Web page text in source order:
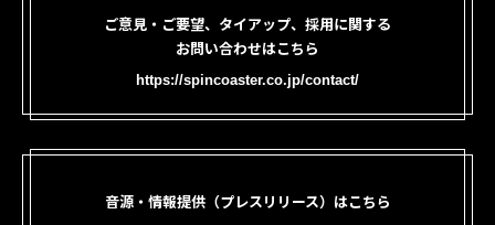
ご意見・ご要望、タイアップ、採用に関する
お問い合わせはこちら
https://spincoaster.co.jp/contact/
音源・情報提供（プレスリリース）はこちら